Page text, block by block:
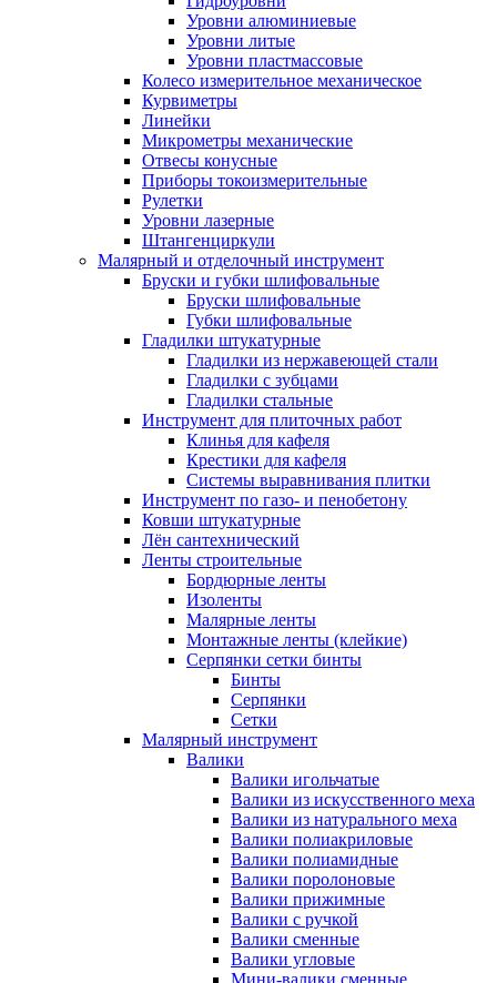
Уровни алюминиевые
Уровни литые
Уровни пластмассовые
Колесо измерительное механическое
Курвиметры
Линейки
Микрометры механические
Отвесы конусные
Приборы токоизмерительные
Рулетки
Уровни лазерные
Штангенциркули
Малярный и отделочный инструмент
Бруски и губки шлифовальные
Бруски шлифовальные
Губки шлифовальные
Гладилки штукатурные
Гладилки из нержавеющей стали
Гладилки с зубцами
Гладилки стальные
Инструмент для плиточных работ
Клинья для кафеля
Крестики для кафеля
Системы выравнивания плитки
Инструмент по газо- и пенобетону
Ковши штукатурные
Лён сантехнический
Ленты строительные
Бордюрные ленты
Изоленты
Малярные ленты
Монтажные ленты (клейкие)
Серпянки сетки бинты
Бинты
Серпянки
Сетки
Малярный инструмент
Валики
Валики игольчатые
Валики из искусственного меха
Валики из натурального меха
Валики полиакриловые
Валики полиамидные
Валики поролоновые
Валики прижимные
Валики с ручкой
Валики сменные
Валики угловые
Мини-валики сменные